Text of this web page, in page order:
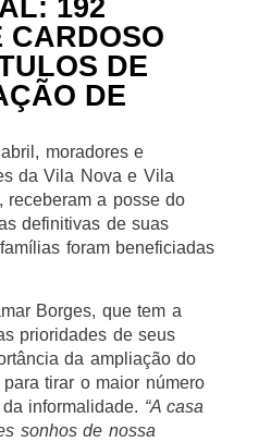
192
CARDOSO
DE
DE
moradores e
da Vila Nova e Vila
receberam a posse do
definitivas de suas
foram beneficiadas
Borges, que tem a
prioridades de seus
da ampliação do
tirar o maior número
informalidade. “A casa
sonhos de nossa